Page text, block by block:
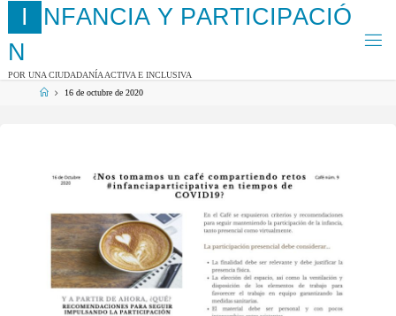
contenido
I NFANCIA Y PARTICIPACIÓ
N
POR UNA CIUDADANÍA ACTIVA E INCLUSIVA
Página16 de octubre de 2020